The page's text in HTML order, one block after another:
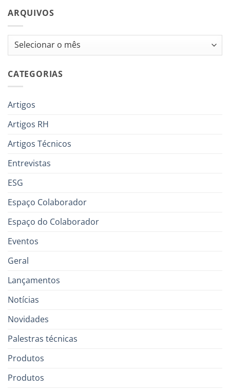
ARQUIVOS
Arquivos
CATEGORIAS
Artigos
Artigos RH
Artigos Técnicos
Entrevistas
ESG
Espaço Colaborador
Espaço do Colaborador
Eventos
Geral
Lançamentos
Notícias
Novidades
Palestras técnicas
Produtos
Produtos